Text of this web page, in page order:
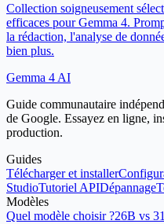
Collection soigneusement
efficaces pour Gemma 4.
la rédaction, l'analyse de
bien plus.
Gemma 4 AI
Guide communautaire
de Google. Essayez en ligne,
production.
Guides
Télécharger et installer
StudioTutoriel APIDépannage
Modèles
Quel modèle choisir ?26B vs